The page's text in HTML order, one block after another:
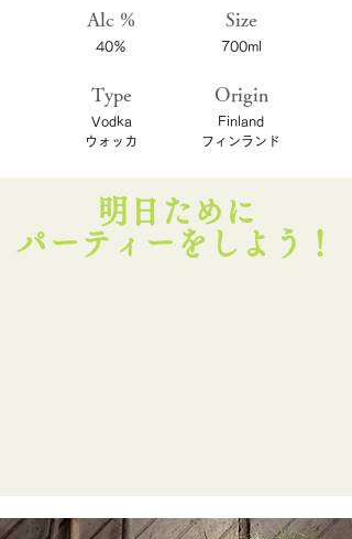
Alc %
40％
Type
Vodka
ウォッカ
Size
700ml
Origin
Finland
​フィンランド
明日ために
パーティーをしよう！